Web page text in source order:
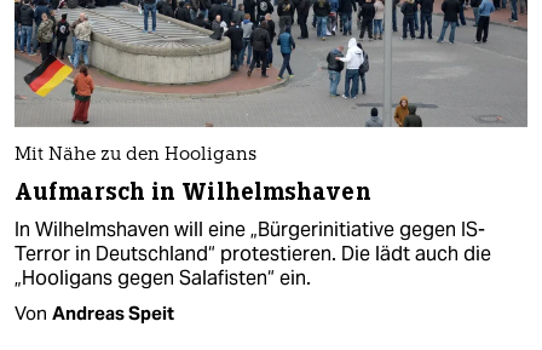
Mit Nähe zu den Hooligans
Aufmarsch in Wilhelmshaven
In Wilhelmshaven will eine „Bürgerinitiative gegen IS-
Terror in Deutschland“ protestieren. Die lädt auch die
„Hooligans gegen Salafisten“ ein.
Von Andreas Speit